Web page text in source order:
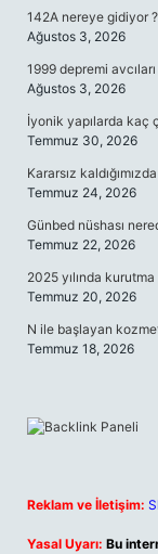
142A nereye gidiyor ?
Ağustos 3, 2026
1999 depremi
Ağustos 3, 2026
İyonik yapılarda kaç
Temmuz 30, 2026
Kararsız
Temmuz 24, 2026
Günbed nüshası
Temmuz 22, 2026
2025 yılında
Temmuz 20, 2026
N ile başlayan
Temmuz 18, 2026
Reklam ve İletişim:
Yasal Uyarı: Bu